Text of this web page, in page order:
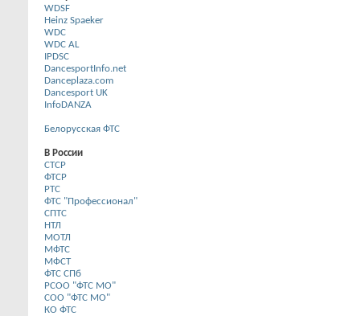
WDSF
Heinz Spaeker
WDC
WDC AL
IPDSC
DancesportInfo.net
Danceplaza.com
Dancesport UK
InfoDANZA
Белорусская ФТС
В России
CТСР
ФТСР
РТС
ФТС "Профессионал"
СПТС
НТЛ
МОТЛ
МФТС
МФСТ
ФТС СПб
РСОО "ФТС МО"
СОО "ФТС МО"
КО ФТС